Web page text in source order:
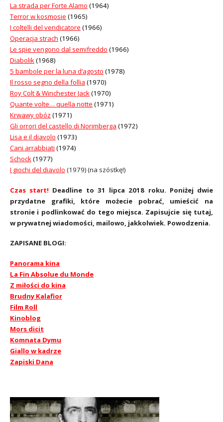
La strada per Forte Alamo (1964)
Terror w kosmosie (1965)
I coltelli del vendicatore (1966)
Operacja strach (1966)
Le spie vengono dal semifreddo (1966)
Diabolik(1968)
5 bambole per la luna d’agosto (1978)
Il rosso segno della follia (1970)
Roy Colt & Winchester Jack(1970)
Quante volte… quella notte (1971)
Krwawy obóz (1971)
Gli orrori del castello di Norimberga (1972)
Lisa e il diavolo (1973)
Cani arrabbiati (1974)
Schock(1977)
I giochi del diavolo (1979) (na szóstkę!)
Czas start! Deadline to 31 lipca 2018 roku. Poniżej dwie
przydatne grafiki, które możecie pobrać, umieścić na
stronie i podlinkować do tego miejsca. Zapisujcie się tutaj,
w prywatnej wiadomości, mailowo, jakkolwiek. Powodzenia.
ZAPISANE BLOGI:
Panorama kina
La Fin Absolue du Monde
Z miłości do kina
Brudny Kalafior
Film Roll
Kinoblog
Mors dicit
Komnata Dymu
Giallo w kadrze
Zapiski Dana